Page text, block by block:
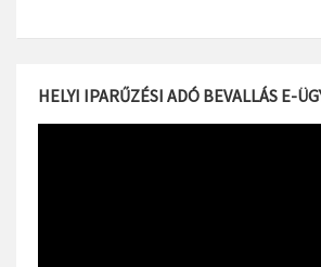
HELYI IPARŰZÉSI ADÓ BEVALLÁS E-